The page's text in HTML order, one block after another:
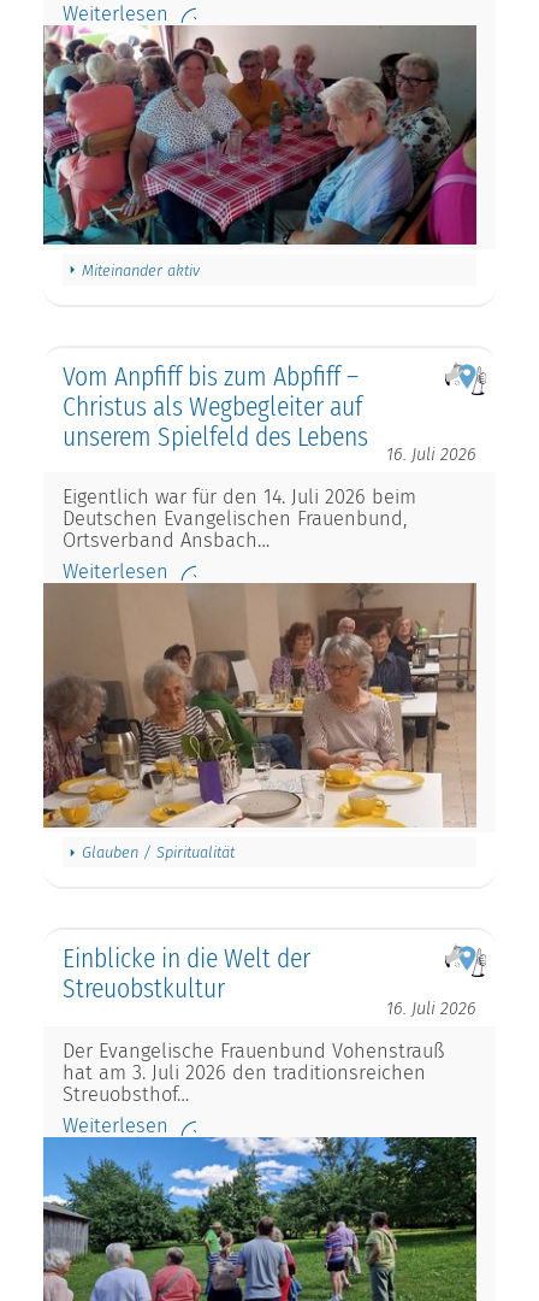
Weiterlesen
Miteinander aktiv
Vom Anpfiff bis zum Abpfiff –
Christus als Wegbegleiter auf
unserem Spielfeld des Lebens
16. Juli 2026
Eigentlich war für den 14. Juli 2026 beim
Deutschen Evangelischen Frauenbund,
Ortsverband Ansbach…
Weiterlesen
Glauben / Spiritualität
Einblicke in die Welt der
Streuobstkultur
16. Juli 2026
Der Evangelische Frauenbund Vohenstrauß
hat am 3. Juli 2026 den traditionsreichen
Streuobsthof…
Weiterlesen